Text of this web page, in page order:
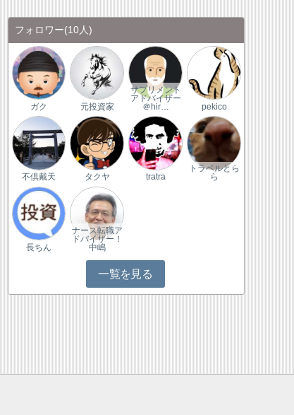
フォロワー(10人)
ガク 元投資家
サプリメント
アドバイザー
＠hir…
pekico
不倶戴天 タクヤ tratra
トラベルとら
ら
長ちん
ナース転職ア
ドバイザー！
中嶋
一覧を見る